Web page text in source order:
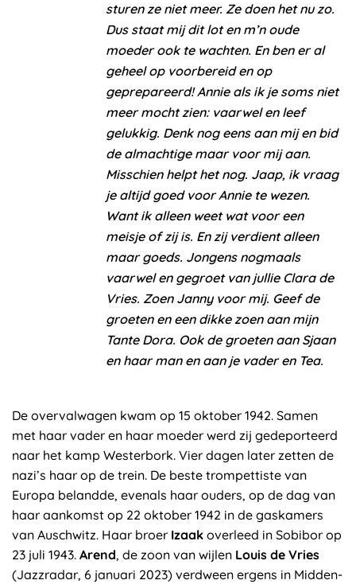
sturen ze niet meer. Ze doen het nu zo.
Dus staat mij dit lot en m’n oude
moeder ook te wachten. En ben er al
geheel op voorbereid en op
geprepareerd! Annie als ik je soms niet
meer mocht zien: vaarwel en leef
gelukkig. Denk nog eens aan mij en bid
de almachtige maar voor mij aan.
Misschien helpt het nog. Jaap, ik vraag
je altijd goed voor Annie te wezen.
Want ik alleen weet wat voor een
meisje of zij is. En zij verdient alleen
maar goeds. Jongens nogmaals
vaarwel en gegroet van jullie Clara de
Vries. Zoen Janny voor mij. Geef de
groeten en een dikke zoen aan mijn
Tante Dora. Ook de groeten aan Sjaan
en haar man en aan je vader en Tea.
De overvalwagen kwam op 15 oktober 1942. Samen
met haar vader en haar moeder werd zij gedeporteerd
naar het kamp Westerbork. Vier dagen later zetten de
nazi’s haar op de trein. De beste trompettiste van
Europa belandde, evenals haar ouders, op de dag van
haar aankomst op 22 oktober 1942 in de gaskamers
van Auschwitz. Haar broer Izaak overleed in Sobibor op
23 juli 1943. Arend, de zoon van wijlen Louis de Vries
(Jazzradar, 6 januari 2023) verdween ergens in Midden-